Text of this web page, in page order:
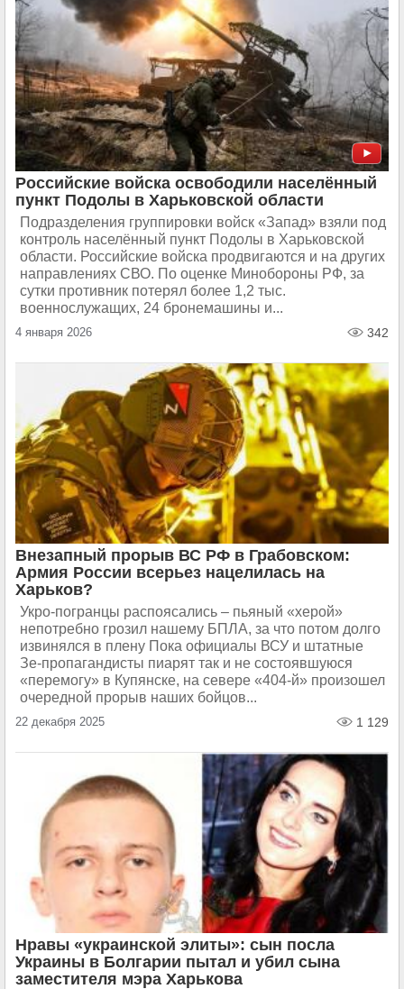
Российские войска освободили населённый
пункт Подолы в Харьковской области
Подразделения группировки войск «Запад» взяли под
контроль населённый пункт Подолы в Харьковской
области. Российские войска продвигаются и на других
направлениях СВО. По оценке Минобороны РФ, за
сутки противник потерял более 1,2 тыс.
военнослужащих, 24 бронемашины и...
4 января 2026 342
Внезапный прорыв ВС РФ в Грабовском:
Армия России всерьез нацелилась на
Харьков?
Укро-погранцы распоясались – пьяный «херой»
непотребно грозил нашему БПЛА, за что потом долго
извинялся в плену Пока официалы ВСУ и штатные
Зе-пропагандисты пиарят так и не состоявшуюся
«перемогу» в Купянске, на севере «404-й» произошел
очередной прорыв наших бойцов...
22 декабря 2025 1 129
Нравы «украинской элиты»: сын посла
Украины в Болгарии пытал и убил сына
заместителя мэра Харькова